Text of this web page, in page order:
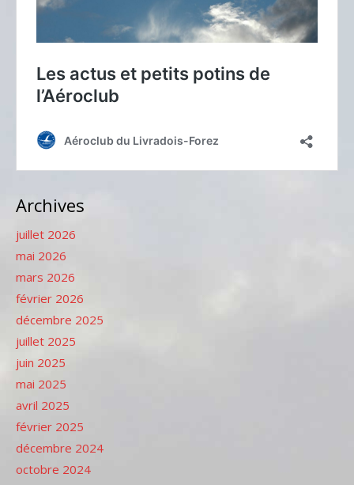
Archives
juillet 2026
mai 2026
mars 2026
février 2026
décembre 2025
juillet 2025
juin 2025
mai 2025
avril 2025
février 2025
décembre 2024
octobre 2024